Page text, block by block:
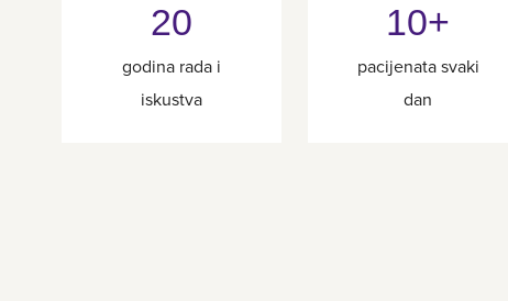
20
godina rada i
iskustva
10+
pacijenata svaki
dan